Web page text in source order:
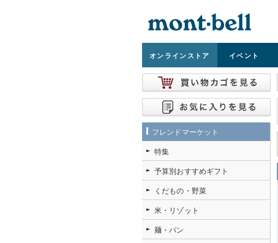
オンラインストア イベント
フレンドマーケット
特集
予算別おすすめギフト
くだもの・野菜
米・リゾット
麺・パン